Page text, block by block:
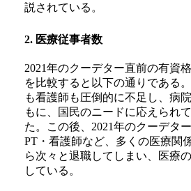
説されている。
2. 医療従事者数
2021年のクーデター直前の有資
を比較すると以下の通りである
も看護師も圧倒的に不足し、病
もに、国民のニードに応えられ
た。この後、2021年のクーデタ
PT・看護師など、多くの医療関
ら次々と退職してしまい、医療
している。